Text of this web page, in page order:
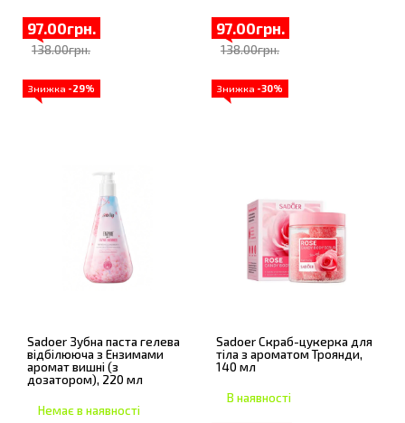
97.00грн.
138.00грн.
97.00грн.
138.00грн.
Знижка -29%
Sadoer Зубна паста гелева
відбілююча з Ензимами
аромат вишні (з
дозатором), 220 мл
Немає в наявності
Знижка -30%
Sadoer Скраб-цукерка для
тіла з ароматом Троянди,
140 мл
В наявності